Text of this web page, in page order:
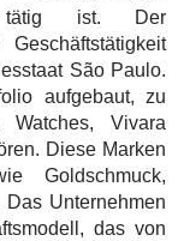
tätig ist. Der
São Paulo.
aufgebaut, zu
Vivara
Diese Marken
Goldschmuck,
Unternehmen
das von